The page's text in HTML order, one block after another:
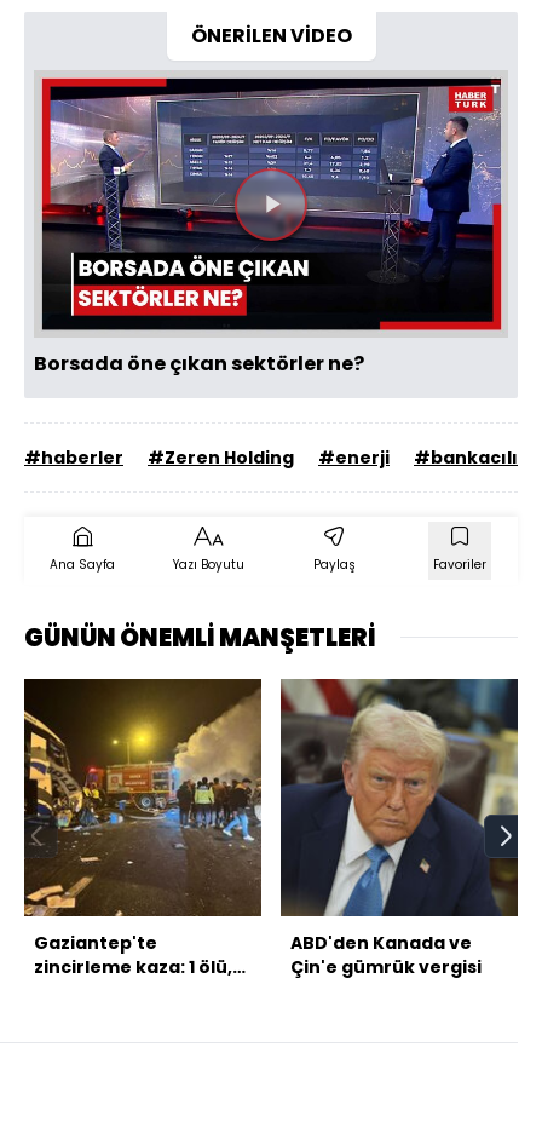
ÖNERİLEN VİDEO
Videoyu
Oynat
Borsada öne çıkan sektörler ne?
#haberler #Zeren Holding #enerji #bankacılık
Ana Sayfa Yazı Boyutu Paylaş Favoriler
GÜNÜN ÖNEMLİ MANŞETLERİ
Gaziantep'te
zincirleme kaza: 1 ölü,
ABD'den Kanada ve
Çin'e gümrük vergisi